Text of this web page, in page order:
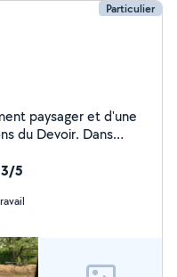
Particulier
paysager et d'une
du Devoir. Dans
et mes
5